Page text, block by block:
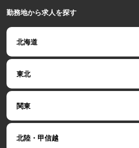
勤務地から求人を探す
北海道
東北
関東
北陸・甲信越